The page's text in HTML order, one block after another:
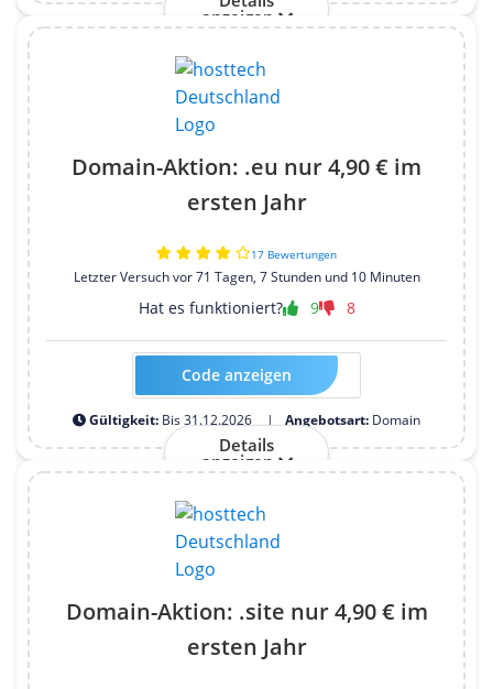
anzeigen
Domain-Aktion: .eu nur 4,90 € im
ersten Jahr
17 Bewertungen
Letzter Versuch vor 71 Tagen, 7 Stunden und 10 Minuten
Hat es funktioniert? 9 8
Kein Code erforderlich
Code anzeigen
Gültigkeit: Bis 31.12.2026 Angebotsart: Domain
Details
anzeigen
Domain-Aktion: .site nur 4,90 € im
ersten Jahr